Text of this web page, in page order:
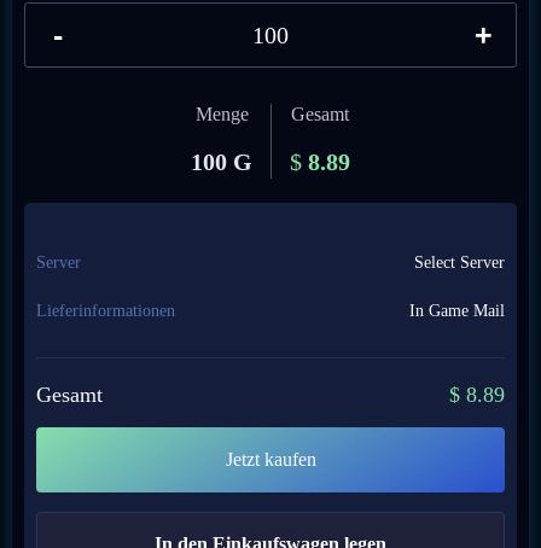
- +
Menge
100 G
Gesamt
$ 8.89
Server Select Server
Lieferinformationen In Game Mail
Gesamt $ 8.89
Jetzt kaufen
In den Einkaufswagen legen